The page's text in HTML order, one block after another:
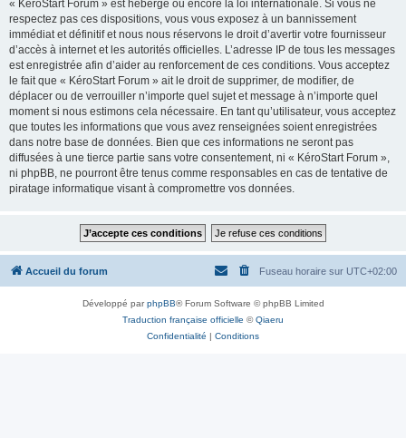
« KéroStart Forum » est hébergé ou encore la loi internationale. Si vous ne
respectez pas ces dispositions, vous vous exposez à un bannissement
immédiat et définitif et nous nous réservons le droit d’avertir votre fournisseur
d’accès à internet et les autorités officielles. L’adresse IP de tous les messages
est enregistrée afin d’aider au renforcement de ces conditions. Vous acceptez
le fait que « KéroStart Forum » ait le droit de supprimer, de modifier, de
déplacer ou de verrouiller n’importe quel sujet et message à n’importe quel
moment si nous estimons cela nécessaire. En tant qu’utilisateur, vous acceptez
que toutes les informations que vous avez renseignées soient enregistrées
dans notre base de données. Bien que ces informations ne seront pas
diffusées à une tierce partie sans votre consentement, ni « KéroStart Forum »,
ni phpBB, ne pourront être tenus comme responsables en cas de tentative de
piratage informatique visant à compromettre vos données.
Accueil du forum Fuseau horaire sur UTC+02:00
Développé parphpBB® Forum Software © phpBB Limited
Traduction française officielle ©Qiaeru
Confidentialité | Conditions